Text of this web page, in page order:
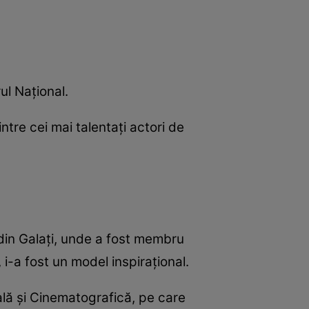
Național.
cei mai talentați actori de
Galați, unde a fost membru
a fost un model inspirațional.
și Cinematografică, pe care